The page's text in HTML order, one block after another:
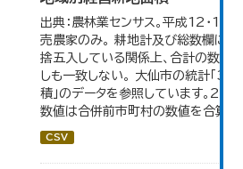
出典：農林業センサス。平成12・17
売農家のみ。 耕地計及び総数欄につ
捨五入している関係上、合計の数値
しも一致しない。 大仙市の統計「3-
積」のデータを参照しています。2005
数値は合併前市町村の数値を合算し
CSV